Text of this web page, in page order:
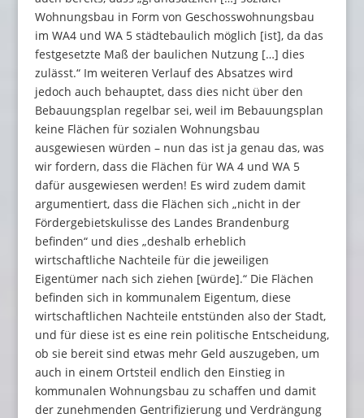
Wohnungsbau in Form von Geschosswohnungsbau
im WA4 und WA 5 städtebaulich möglich [ist], da das
festgesetzte Maß der baulichen Nutzung […] dies
zulässt.“ Im weiteren Verlauf des Absatzes wird
jedoch auch behauptet, dass dies nicht über den
Bebauungsplan regelbar sei, weil im Bebauungsplan
keine Flächen für sozialen Wohnungsbau
ausgewiesen würden – nun das ist ja genau das, was
wir fordern, dass die Flächen für WA 4 und WA 5
dafür ausgewiesen werden! Es wird zudem damit
argumentiert, dass die Flächen sich „nicht in der
Fördergebietskulisse des Landes Brandenburg
befinden“ und dies „deshalb erheblich
wirtschaftliche Nachteile für die jeweiligen
Eigentümer nach sich ziehen [würde].“ Die Flächen
befinden sich in kommunalem Eigentum, diese
wirtschaftlichen Nachteile entstünden also der Stadt,
und für diese ist es eine rein politische Entscheidung,
ob sie bereit sind etwas mehr Geld auszugeben, um
auch in einem Ortsteil endlich den Einstieg in
kommunalen Wohnungsbau zu schaffen und damit
der zunehmenden Gentrifizierung und Verdrängung